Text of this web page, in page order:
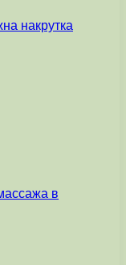
накрутка
в